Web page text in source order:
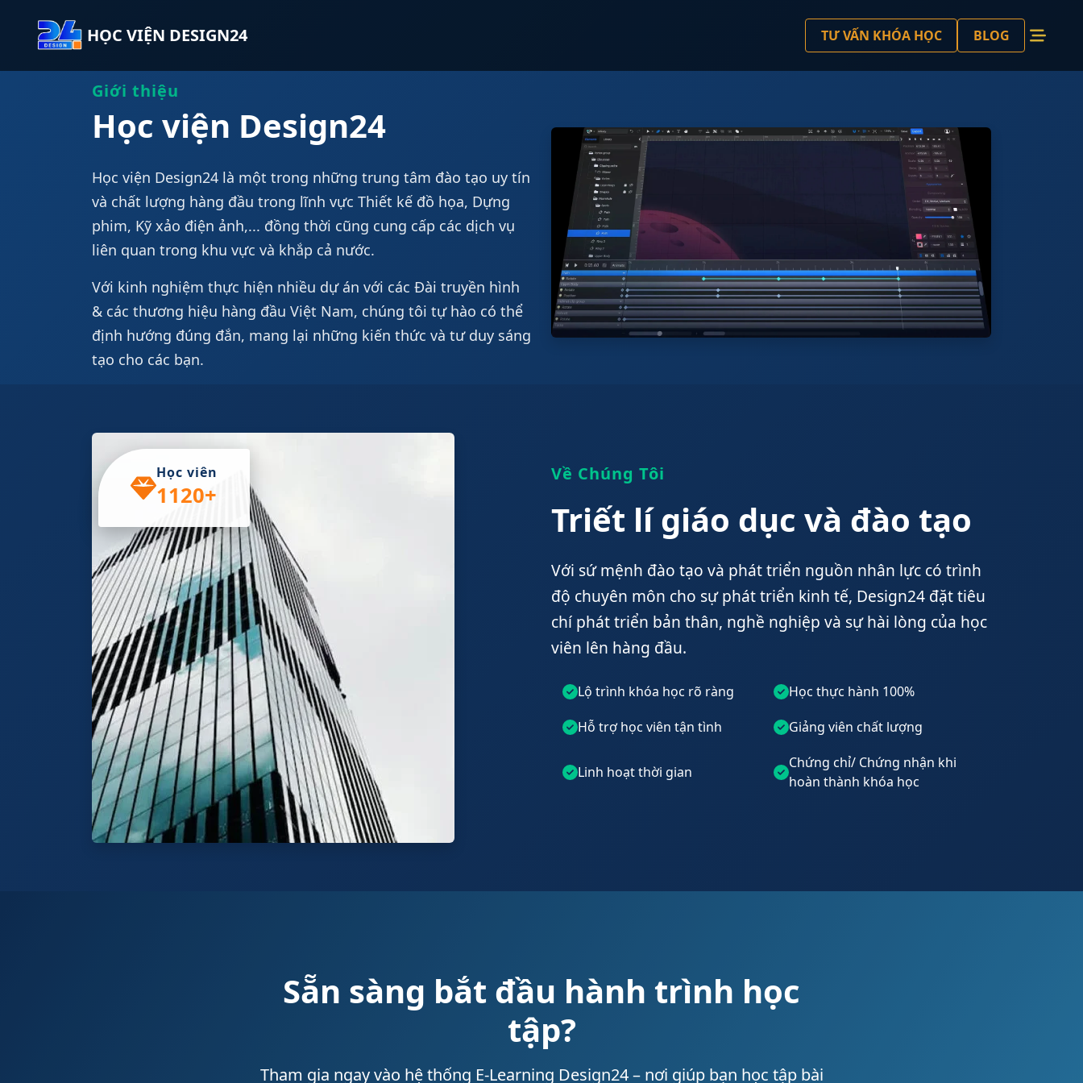
HỌC VIỆN DESIGN24 TƯ VẤN KHÓA HỌC BLOG
Giới thiệu
Học viện Design24
Học viện Design24 là một trong những trung tâm đào tạo uy tín
và chất lượng hàng đầu trong lĩnh vực Thiết kế đồ họa, Dựng
phim, Kỹ xảo điện ảnh,... đồng thời cũng cung cấp các dịch vụ
liên quan trong khu vực và khắp cả nước.
Với kinh nghiệm thực hiện nhiều dự án với các Đài truyền hình
& các thương hiệu hàng đầu Việt Nam, chúng tôi tự hào có thể
định hướng đúng đắn, mang lại những kiến thức và tư duy sáng
tạo cho các bạn.
Học viên
1120+
Về Chúng Tôi
Triết lí giáo dục và đào tạo
Với sứ mệnh đào tạo và phát triển nguồn nhân lực có trình
độ chuyên môn cho sự phát triển kinh tế, Design24 đặt tiêu
chí phát triển bản thân, nghề nghiệp và sự hài lòng của học
viên lên hàng đầu.
Lộ trình khóa học rõ ràng
Học thực hành 100%
Hỗ trợ học viên tận tình
Giảng viên chất lượng
Linh hoạt thời gian
Chứng chỉ/ Chứng nhận khi
hoàn thành khóa học
Sẵn sàng bắt đầu hành trình học
tập?
Tham gia ngay vào hệ thống E-Learning Design24 – nơi giúp bạn học tập bài